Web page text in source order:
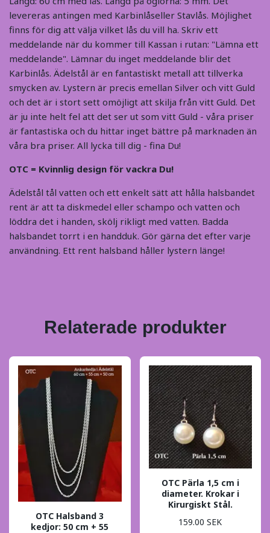
levereras antingen med Karbinlåseller Stavlås. Möjlighet
finns för dig att välja vilket lås du vill ha. Skriv ett
meddelande när du kommer till Kassan i rutan: "Lämna ett
meddelande". Lämnar du inget meddelande blir det
Karbinlås. Ädelstål är en fantastiskt metall att tillverka
smycken av. Lystern är precis emellan Silver och vitt Guld
och det är i stort sett omöjligt att skilja från vitt Guld. Det
är ju inte helt fel att det ser ut som vitt Guld - våra priser
är fantastiska och du hittar inget bättre på marknaden än
våra bra priser. All lycka till dig - fina Du!
OTC = Kvinnlig design för vackra Du!
Ädelstål tål vatten och ett enkelt sätt att hålla halsbandet
rent är att ta diskmedel eller schampo och vatten och
löddra det i handen, skölj rikligt med vatten. Badda
halsbandet torrt i en handduk. Gör gärna det efter varje
användning. Ett rent halsband håller lystern länge!
Relaterade produkter
OTC Halsband 3
kedjor: 50 cm + 55
OTC Pärla 1,5 cm i
diameter. Krokar i
Kirurgiskt Stål.
159.00 SEK